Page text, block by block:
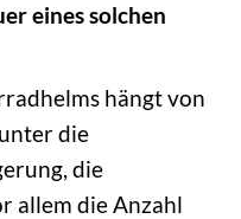
eines solchen
hängt von
die
die
allem die Anzahl